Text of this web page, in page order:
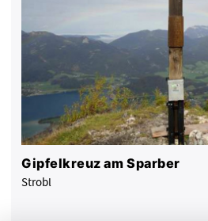
Gipfelkreuz am Sparber
Strobl